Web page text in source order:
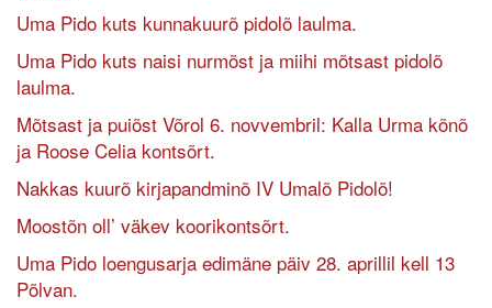
Uma Pido kuts kunnakuurõ pidolõ laulma.
Uma Pido kuts naisi nurmõst ja miihi mõtsast pidolõ
laulma.
Mõtsast ja puiõst Võrol 6. novvembril: Kalla Urma kõnõ
ja Roose Celia kontsõrt.
Nakkas kuurõ kirjapandminõ IV Umalõ Pidolõ!
Moostõn oll’ väkev koorikontsõrt.
Uma Pido loengusarja edimäne päiv 28. aprillil kell 13
Põlvan.